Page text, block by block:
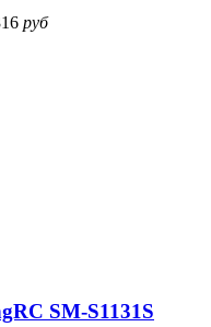
руб
SM-S1131S